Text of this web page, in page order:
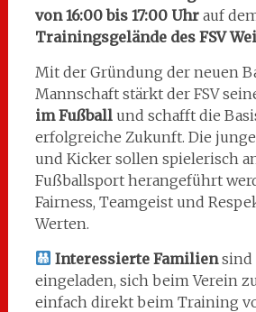
von 16:00 bis 17:00 Uhrauf
Trainingsgelände des FSV
Mit der Gründung der neuen
Mannschaft stärkt der FSV
im Fußballund schafft die
erfolgreiche Zukunft. Die
und Kicker sollen spielerisch
Fußballsport herangeführt
Fairness, Teamgeist und
Werten.
Interessierte Familiensind
eingeladen, sich beim Verein
einfach direkt beim Training